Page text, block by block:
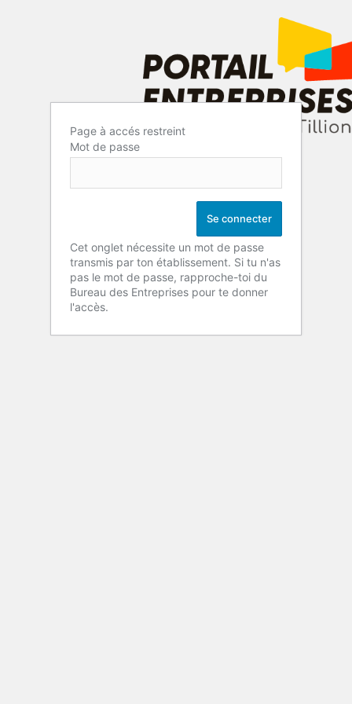
Page à accés restreint
Mot de passe
Cet onglet nécessite un mot de passe
transmis par ton établissement. Si tu n'as
pas le mot de passe, rapproche-toi du
Bureau des Entreprises pour te donner
l'accès.